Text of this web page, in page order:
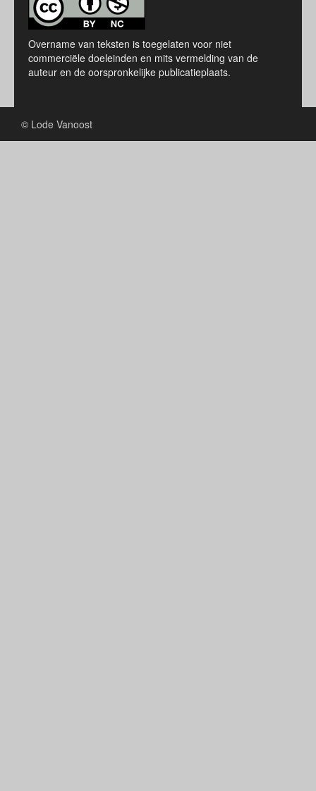
Overname van teksten is toegelaten voor niet
commerciële doeleinden en mits vermelding van de
auteur en de oorspronkelijke publicatieplaats.
© Lode Vanoost